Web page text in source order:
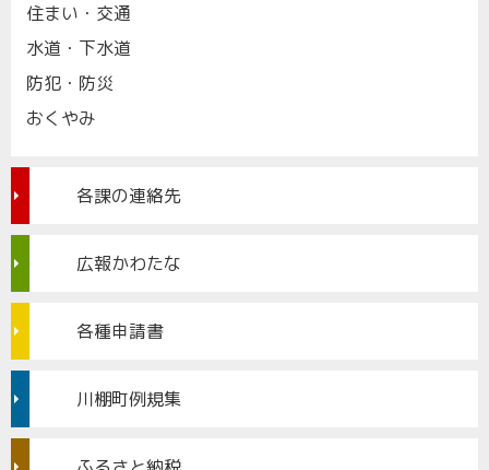
住まい・交通
水道・下水道
防犯・防災
おくやみ
各課の連絡先
広報かわたな
各種申請書
川棚町例規集